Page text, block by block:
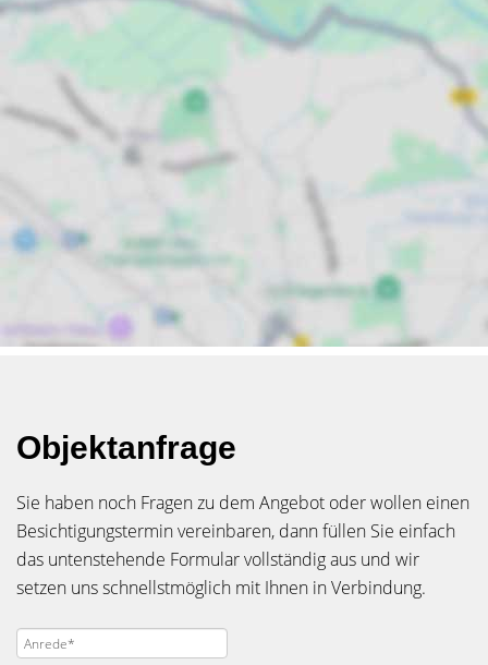
Objektanfrage
Sie haben noch Fragen zu dem Angebot oder wollen einen
Besichtigungstermin vereinbaren, dann füllen Sie einfach
das untenstehende Formular vollständig aus und wir
setzen uns schnellstmöglich mit Ihnen in Verbindung.